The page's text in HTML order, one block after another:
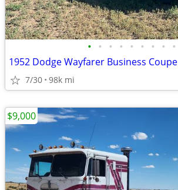
• • • • • • • • •
1952 Dodge Wayfarer Business Coupe
7/30 98k mi
$9,000